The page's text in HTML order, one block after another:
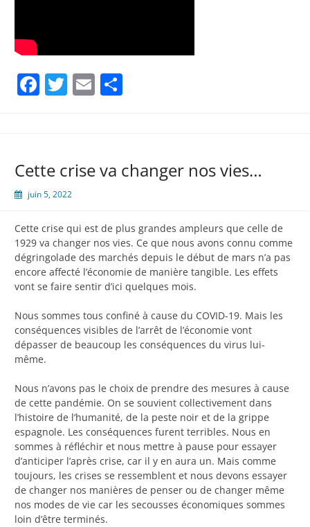
Facebook
Twitter
Email
Cette crise va changer nos vies…
juin 5, 2022
Cette crise qui est de plus grandes ampleurs que celle de
1929 va changer nos vies. Ce que nous avons connu comme
dégringolade des marchés depuis le début de mars n’a pas
encore affecté l’économie de manière tangible. Les effets
vont se faire sentir d’ici quelques mois.
Nous sommes tous confiné à cause du COVID-19. Mais les
conséquences visibles de l’arrêt de l’économie vont
dépasser de beaucoup les conséquences du virus lui-
même.
Nous n’avons pas le choix de prendre des mesures à cause
de cette pandémie. On se souvient collectivement dans
l’histoire de l’humanité, de la peste noir et de la grippe
espagnole. Les conséquences furent terribles. Nous en
sommes à réfléchir et nous mettre à pause pour essayer
d’anticiper l’après crise, car il y en aura un. Mais comme
toujours, les crises se ressemblent et nous devons essayer
de changer nos manières de penser ou de changer même
nos modes de vie car les secousses économiques sommes
loin d’être terminés.